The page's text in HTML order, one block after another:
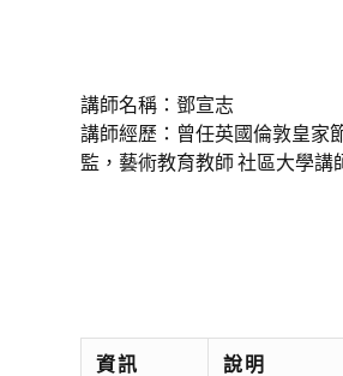
講師名稱：鄧宣志
講師經歷：曾任英國倫敦皇家
監，藝術教育教師 社區大學講
資訊 說明